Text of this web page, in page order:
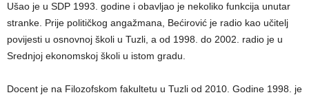
Ušao je u SDP 1993. godine i obavljao je nekoliko funkcija unutar
stranke. Prije političkog angažmana, Bećirović je radio kao učitelj
povijesti u osnovnoj školi u Tuzli, a od 1998. do 2002. radio je u
Srednjoj ekonomskoj školi u istom gradu.
Docent je na Filozofskom fakultetu u Tuzli od 2010. Godine 1998. je